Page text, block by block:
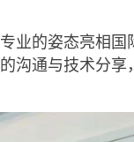
业的姿态亮相
沟通与技术分